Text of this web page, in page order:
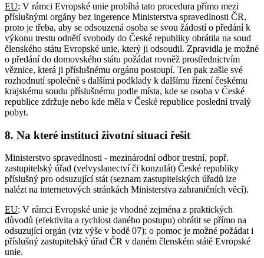
EU: V rámci Evropské unie probíhá tato procedura přímo mezi
příslušnými orgány bez ingerence Ministerstva spravedlnosti ČR,
proto je třeba, aby se odsouzená osoba se svou žádostí o předání k
výkonu trestu odnětí svobody do České republiky obrátila na soud
členského státu Evropské unie, který ji odsoudil. Zpravidla je možné
o předání do domovského státu požádat rovněž prostřednictvím
věznice, která ji příslušnému orgánu postoupí. Ten pak zašle své
rozhodnutí společně s dalšími podklady k dalšímu řízení českému
krajskému soudu příslušnému podle místa, kde se osoba v České
republice zdržuje nebo kde měla v České republice poslední trvalý
pobyt.
8. Na které instituci životní situaci řešit
Ministerstvo spravedlnosti - mezinárodní odbor trestní, popř.
zastupitelský úřad (velvyslanectví či konzulát) České republiky
příslušný pro odsuzující stát (seznam zastupitelských úřadů lze
nalézt na internetových stránkách Ministerstva zahraničních věcí).
EU: V rámci Evropské unie je vhodné zejména z praktických
důvodů (efektivita a rychlost daného postupu) obrátit se přímo na
odsuzující orgán (viz výše v bodě 07); o pomoc je možné požádat i
příslušný zastupitelský úřad ČR v daném členském státě Evropské
unie.